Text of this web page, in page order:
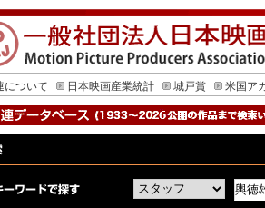
について 日本映画産業統計 城戸賞 米国ア